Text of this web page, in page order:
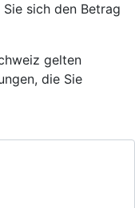
sich den Betrag
gelten
die Sie